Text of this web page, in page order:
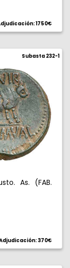
1750€
Subasta 232-1
As. (FAB.
370€